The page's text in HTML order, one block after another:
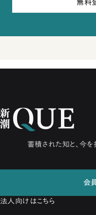
無料
蓄積された知と、今
会
法人向けはこちら